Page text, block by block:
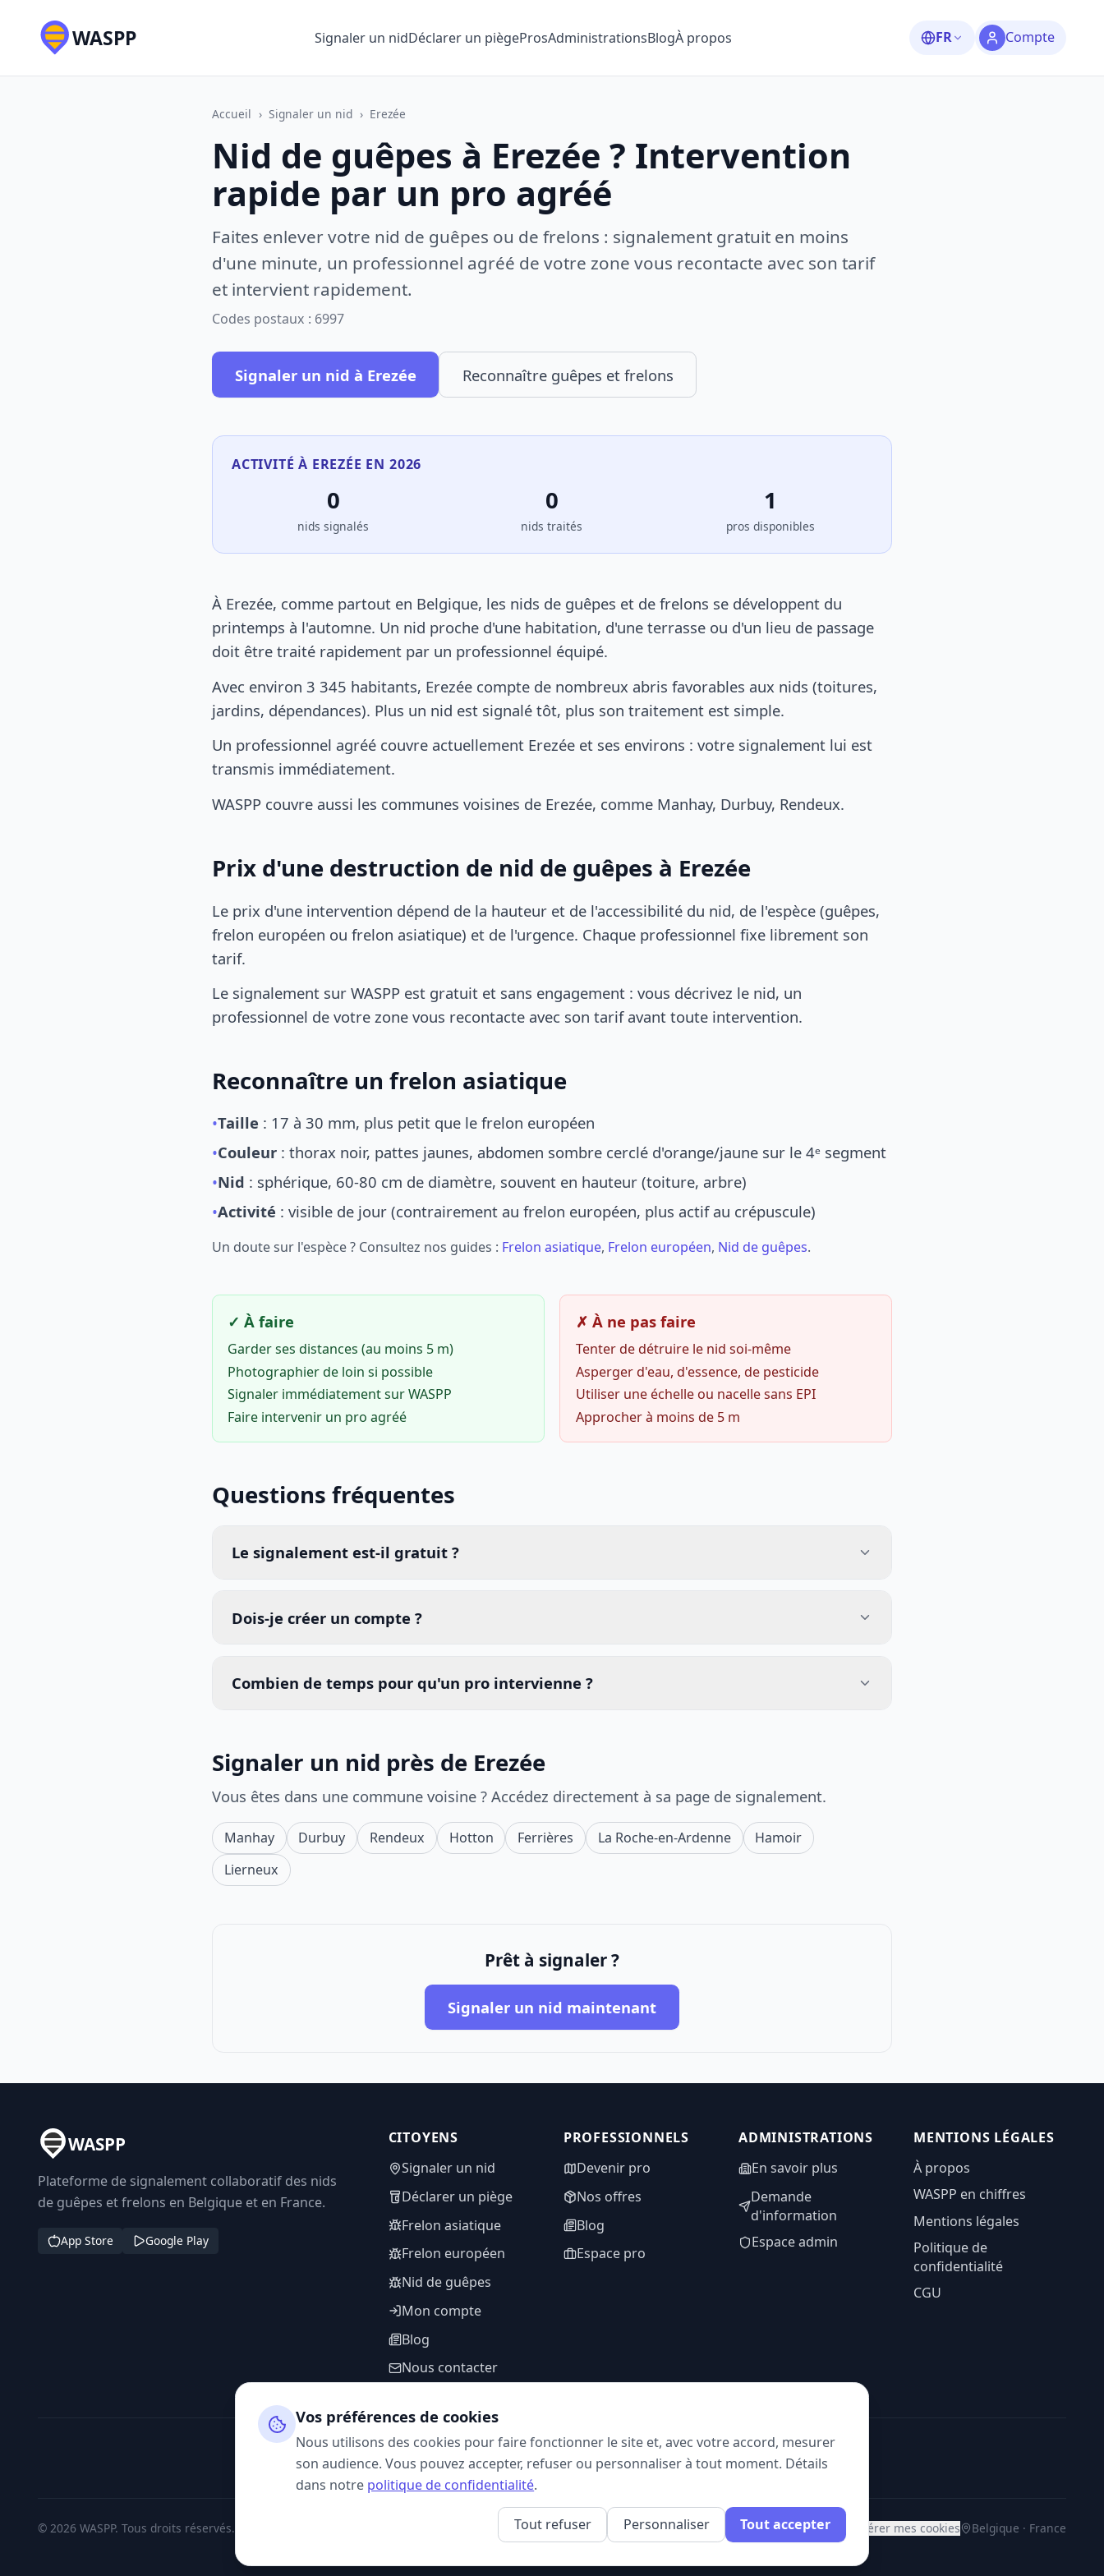
WASPP Signaler un nidDéclarer un piègeProsAdministrationsBlogÀ propos FR Compte
Accueil › Signaler un nid › Erezée
Nid de guêpes à Erezée ? Intervention
rapide par un pro agréé
Faites enlever votre nid de guêpes ou de frelons : signalement gratuit en moins
d'une minute, un professionnel agréé de votre zone vous recontacte avec son tarif
et intervient rapidement.
Codes postaux : 6997
Signaler un nid à Erezée Reconnaître guêpes et frelons
ACTIVITÉ À EREZÉE EN 2026
0
nids signalés
0
nids traités
1
pros disponibles
À Erezée, comme partout en Belgique, les nids de guêpes et de frelons se développent du
printemps à l'automne. Un nid proche d'une habitation, d'une terrasse ou d'un lieu de passage
doit être traité rapidement par un professionnel équipé.
Avec environ 3 345 habitants, Erezée compte de nombreux abris favorables aux nids (toitures,
jardins, dépendances). Plus un nid est signalé tôt, plus son traitement est simple.
Un professionnel agréé couvre actuellement Erezée et ses environs : votre signalement lui est
transmis immédiatement.
WASPP couvre aussi les communes voisines de Erezée, comme Manhay, Durbuy, Rendeux.
Prix d'une destruction de nid de guêpes à Erezée
Le prix d'une intervention dépend de la hauteur et de l'accessibilité du nid, de l'espèce (guêpes,
frelon européen ou frelon asiatique) et de l'urgence. Chaque professionnel fixe librement son
tarif.
Le signalement sur WASPP est gratuit et sans engagement : vous décrivez le nid, un
professionnel de votre zone vous recontacte avec son tarif avant toute intervention.
Reconnaître un frelon asiatique
•Taille : 17 à 30 mm, plus petit que le frelon européen
•Couleur : thorax noir, pattes jaunes, abdomen sombre cerclé d'orange/jaune sur le 4ᵉ segment
•Nid : sphérique, 60-80 cm de diamètre, souvent en hauteur (toiture, arbre)
•Activité : visible de jour (contrairement au frelon européen, plus actif au crépuscule)
Un doute sur l'espèce ? Consultez nos guides : Frelon asiatique, Frelon européen, Nid de guêpes.
✓ À faire
Garder ses distances (au moins 5 m)
Photographier de loin si possible
Signaler immédiatement sur WASPP
Faire intervenir un pro agréé
✗ À ne pas faire
Tenter de détruire le nid soi-même
Asperger d'eau, d'essence, de pesticide
Utiliser une échelle ou nacelle sans EPI
Approcher à moins de 5 m
Questions fréquentes
Le signalement est-il gratuit ?
Dois-je créer un compte ?
Combien de temps pour qu'un pro intervienne ?
Signaler un nid près de Erezée
Vous êtes dans une commune voisine ? Accédez directement à sa page de signalement.
Manhay Durbuy Rendeux Hotton Ferrières La Roche-en-Ardenne
Hamoir
Lierneux
Prêt à signaler ?
Signaler un nid maintenant
WASPP
Plateforme de signalement collaboratif des nids
de guêpes et frelons en Belgique et en France.
App Store Google Play
CITOYENS
Signaler un nid
Déclarer un piège
Frelon asiatique
Frelon européen
Nid de guêpes
Mon compte
Blog
Nous contacter
PROFESSIONNELS
Devenir pro
Nos offres
Blog
Espace pro
ADMINISTRATIONS
En savoir plus
Demande
d'information
Espace admin
MENTIONS LÉGALES
À propos
WASPP en chiffres
Mentions légales
Politique de
confidentialité
CGU
SUIVEZ-NOUS
© 2026 WASPP. Tous droits réservés. Gérer mes cookies Belgique · France
Vos préférences de cookies
Nous utilisons des cookies pour faire fonctionner le site et, avec votre accord, mesurer
son audience. Vous pouvez accepter, refuser ou personnaliser à tout moment. Détails
dans notre politique de confidentialité.
Tout refuser Personnaliser Tout accepter